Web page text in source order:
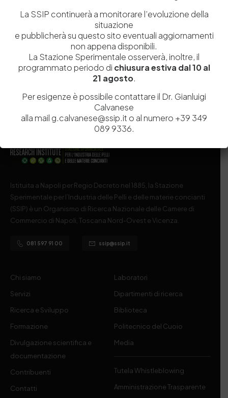
Salva il mio nome, email e sito web in questo browser per la
prossima volta che commento.
Post Comment
Istituita a Napoli per Regio Decreto nel 1885, la Stazione
Sperimentale per l’Industria delle Pelli e delle materie concianti
(SSIP) è un Organismo di Ricerca Nazionale delle Camere di
Commercio di Napoli, Toscana Nord-Ovest e Vicenza.
081 597 91 00 ssip@ssip.it
Chi siamo
Servizi
Ricerca e Sviluppo
Formazione
Divulgazione scientifica e
documentazione
Contribuenti
Contatti
Laboratori
Dipartimenti di ricerca
Biblioteca
Politecnico del Cuoio
Media
Tutela Whistleblowing
Amministrazione Trasparente
La SSIP continuerà a monitorare l’evoluzione della
situazione
e pubblicherà su questo sito eventuali aggiornamenti
non appena disponibili.
La Stazione Sperimentale osserverà, inoltre, il
programmato periodo di chiusura estiva dal 10 al
21 agosto.
Per esigenze è possibile contattare il Dr. Gianluigi
Calvanese
alla mail g.calvanese@ssip.it o al numero +39 349
089 9336.